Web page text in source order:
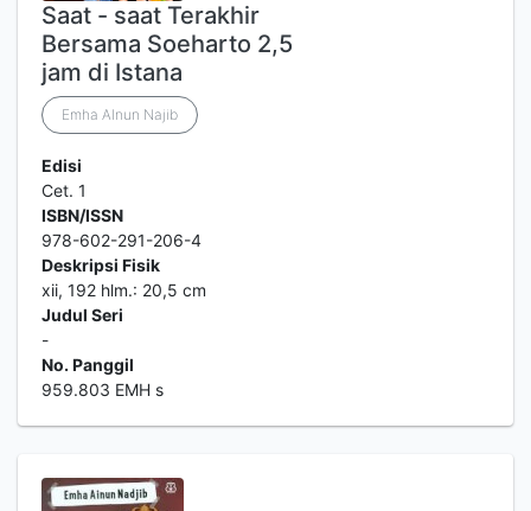
Saat - saat Terakhir
Bersama Soeharto 2,5
jam di Istana
Emha AInun Najib
Edisi
Cet. 1
ISBN/ISSN
978-602-291-206-4
Deskripsi Fisik
xii, 192 hlm.: 20,5 cm
Judul Seri
-
No. Panggil
959.803 EMH s